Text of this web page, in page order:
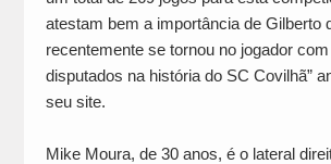
atestam bem a importância de Gilberto
recentemente se tornou no jogador
disputados na história do SC Covilhã”
seu site.
Mike Moura, de 30 anos, é o lateral